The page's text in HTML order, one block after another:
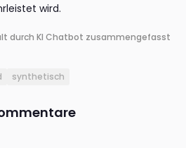
wird.
durch KI Chatbot zusammengefasst
synthetisch